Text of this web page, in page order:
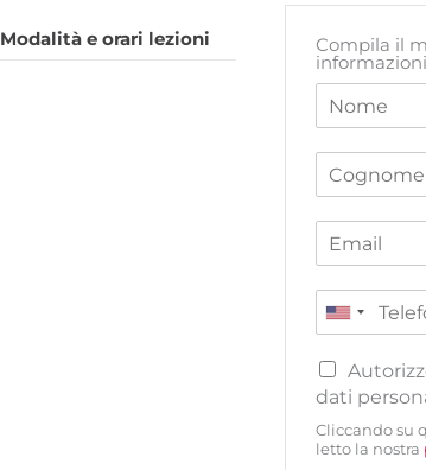
Modalità e orari lezioni Compila il
dati
Cliccando su
letto la nostra